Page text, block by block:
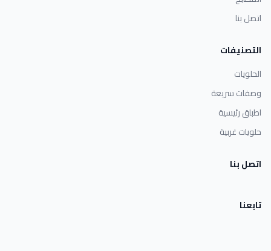
اتصل بنا
التصنيفات
الحلويات
وصفات سريعة
اطباق رئيسية
حلويات غربية
اتصل بنا
تابعنا